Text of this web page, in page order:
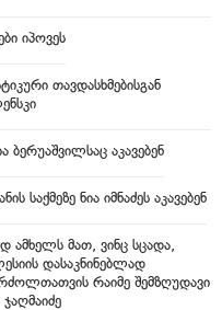
იპოვეს
თავდასხმებისგან
ბერუაშვილსაც აკავებენ
საქმეზე ნია იმნაძეს აკავებენ
ამხელს მათ, ვინც სცადა,
დასაკნინებლად
რაიმე შემზღუდავი